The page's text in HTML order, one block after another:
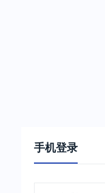
手机登录